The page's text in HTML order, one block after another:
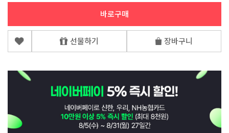
바로구매
선물하기 장바구니